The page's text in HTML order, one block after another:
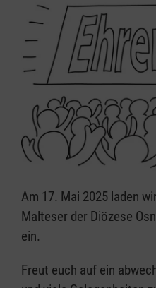
Am 17. Mai 2025 laden
Malteser der Diözese
ein.
Freut euch auf ein